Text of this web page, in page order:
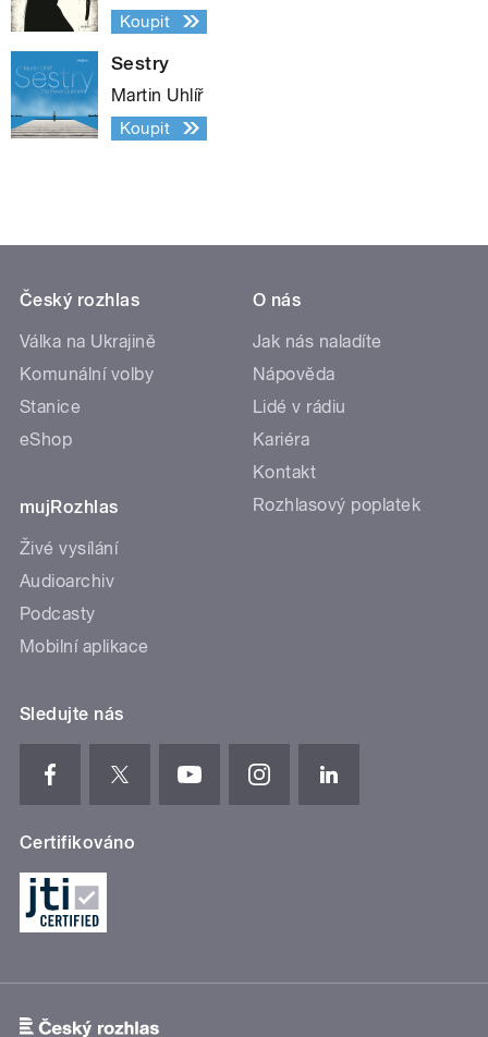
Koupit
Sestry
Martin Uhlíř
Koupit
Český rozhlas
Válka na Ukrajině
Komunální volby
Stanice
eShop
mujRozhlas
Živé vysílání
Audioarchiv
Podcasty
Mobilní aplikace
O nás
Jak nás naladíte
Nápověda
Lidé v rádiu
Kariéra
Kontakt
Rozhlasový poplatek
Sledujte nás
Certifikováno